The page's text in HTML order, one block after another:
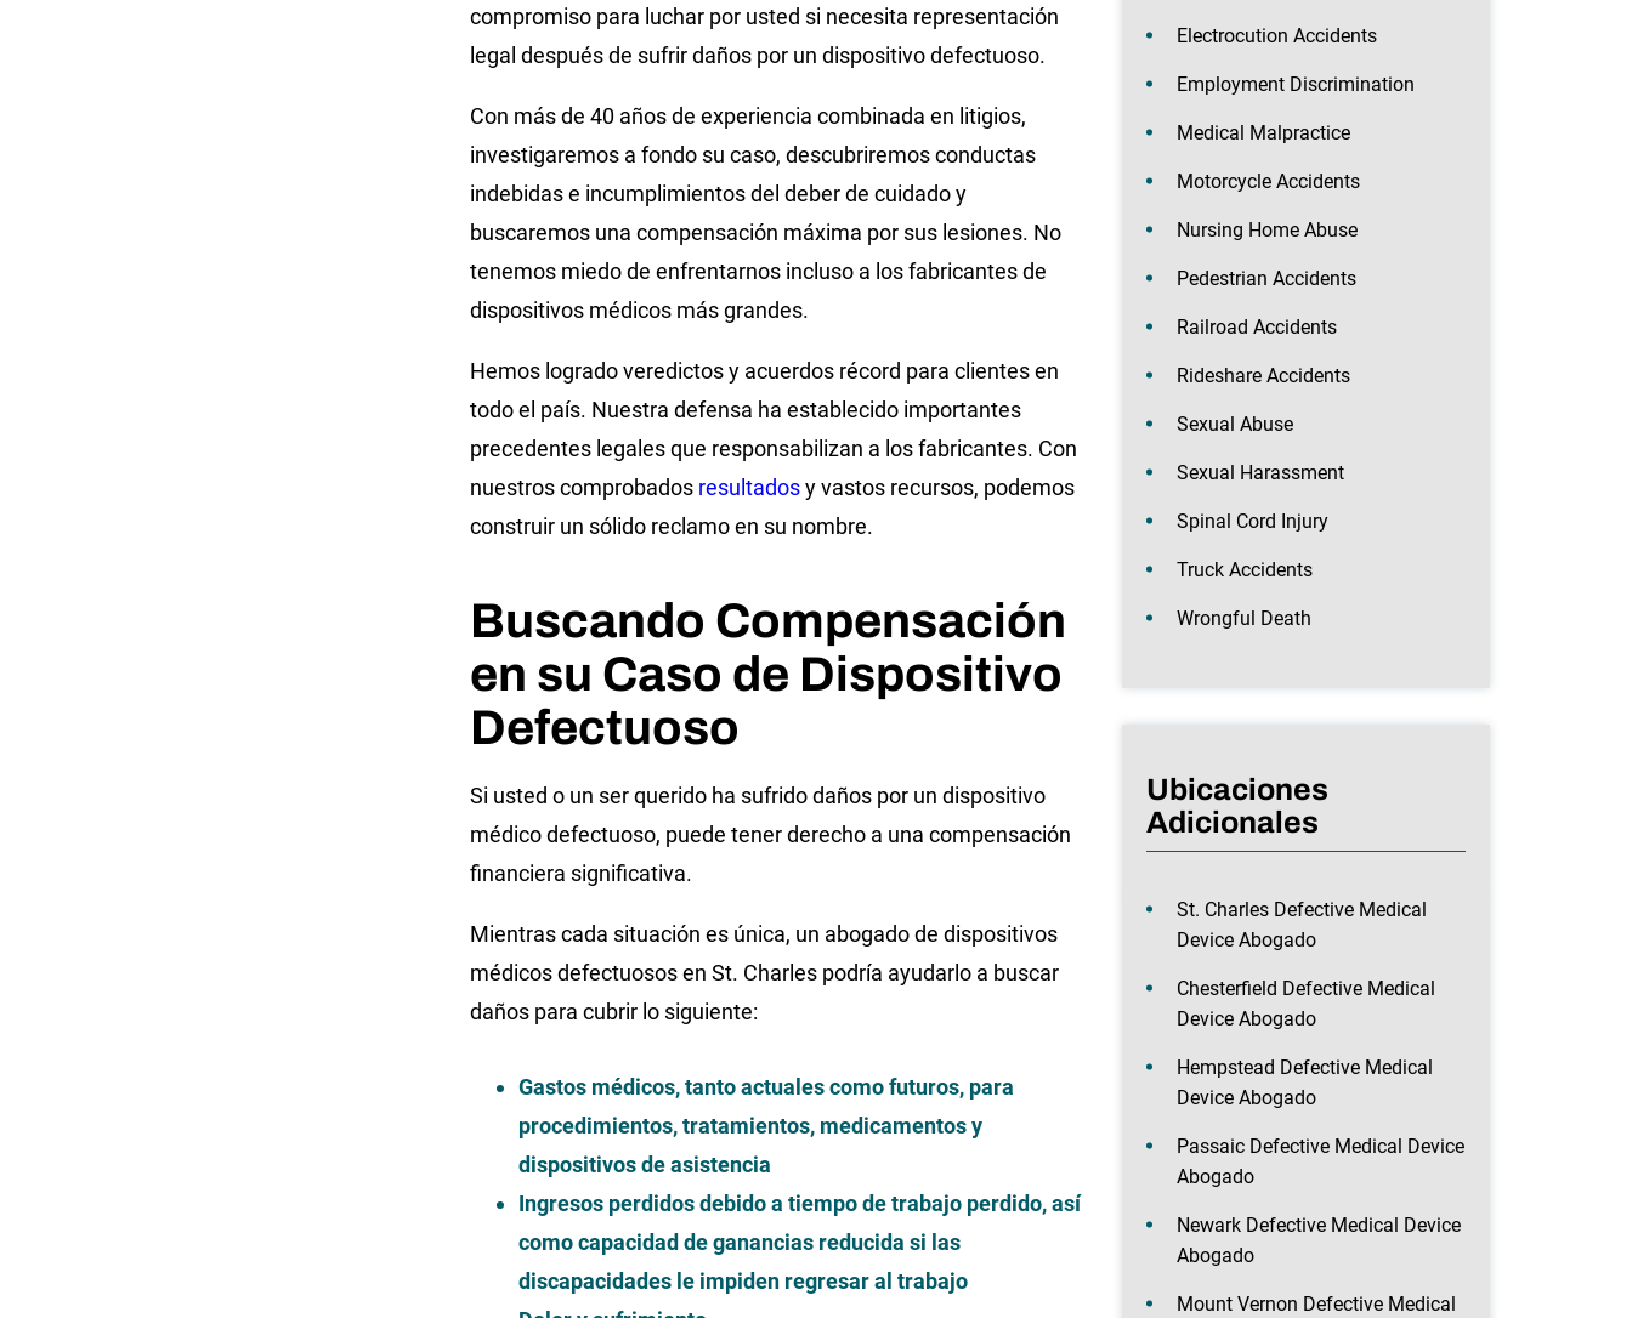
compromiso para luchar por usted si necesita representación
legal después de sufrir daños por un dispositivo defectuoso.
Con más de 40 años de experiencia combinada en litigios,
investigaremos a fondo su caso, descubriremos conductas
indebidas e incumplimientos del deber de cuidado y
buscaremos una compensación máxima por sus lesiones. No
tenemos miedo de enfrentarnos incluso a los fabricantes de
dispositivos médicos más grandes.
Hemos logrado veredictos y acuerdos récord para clientes en
todo el país. Nuestra defensa ha establecido importantes
precedentes legales que responsabilizan a los fabricantes. Con
nuestros comprobados resultadosy vastos recursos, podemos
construir un sólido reclamo en su nombre.
Buscando Compensación
en su Caso de Dispositivo
Defectuoso
Si usted o un ser querido ha sufrido daños por un dispositivo
médico defectuoso, puede tener derecho a una compensación
financiera significativa.
Mientras cada situación es única, un abogado de dispositivos
médicos defectuosos en St. Charles podría ayudarlo a buscar
daños para cubrir lo siguiente:
Gastos médicos, tanto actuales como futuros, para
procedimientos, tratamientos, medicamentos y
dispositivos de asistencia
Ingresos perdidos debido a tiempo de trabajo perdido, así
como capacidad de ganancias reducida si las
discapacidades le impiden regresar al trabajo
Electrocution Accidents
Employment Discrimination
Medical Malpractice
Motorcycle Accidents
Nursing Home Abuse
Pedestrian Accidents
Railroad Accidents
Rideshare Accidents
Sexual Abuse
Sexual Harassment
Spinal Cord Injury
Truck Accidents
Wrongful Death
Ubicaciones
Adicionales
St. Charles Defective Medical
Device Abogado
Chesterfield Defective Medical
Device Abogado
Hempstead Defective Medical
Device Abogado
Passaic Defective Medical Device
Abogado
Newark Defective Medical Device
Abogado
Mount Vernon Defective Medical